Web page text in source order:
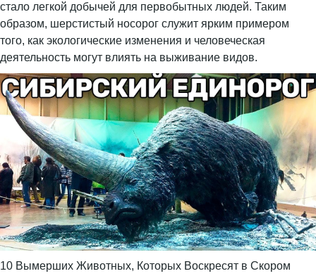
стало легкой добычей для первобытных людей. Таким
образом, шерстистый носорог служит ярким примером
того, как экологические изменения и человеческая
деятельность могут влиять на выживание видов.
10 Вымерших Животных, Которых Воскресят в Скором